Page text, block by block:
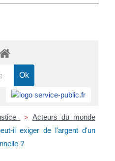
>
Acteurs du monde
il exiger de l'argent d'un
?